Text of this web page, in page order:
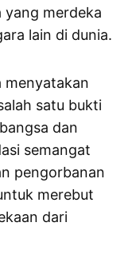
yang merdeka
lain di dunia.
menyatakan
satu bukti
dan
semangat
pengorbanan
merebut
dari